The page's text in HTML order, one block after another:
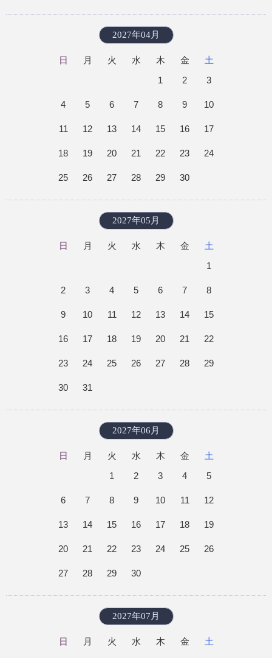
2027年04月
日 月 火 水 木 金
土
1
2 3
4 5 6 7 8 9 10
11 12 13 14 15 16 17
18 19 20 21 22 23 24
25 26 27 28 29 30
2027年05月
日 月 火 水 木 金
土
1
2 3 4 5 6 7 8
9 10 11 12 13 14 15
16 17 18 19 20 21 22
23 24 25 26 27 28 29
30 31
2027年06月
日 月 火 水 木 金
土
1
2 3 4 5
6 7 8 9 10 11 12
13 14 15 16 17 18 19
20 21 22 23 24 25 26
27 28 29 30
2027年07月
日 月 火 水 木 金
土